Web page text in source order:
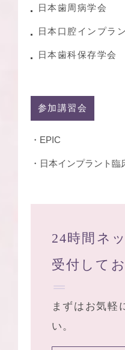
日本歯周病学会
日本口腔インプラ
日本歯科保存学会
参加講習会
・EPIC
・日本インプラント臨
24時間ネ
受付して
まずはお気軽
い。